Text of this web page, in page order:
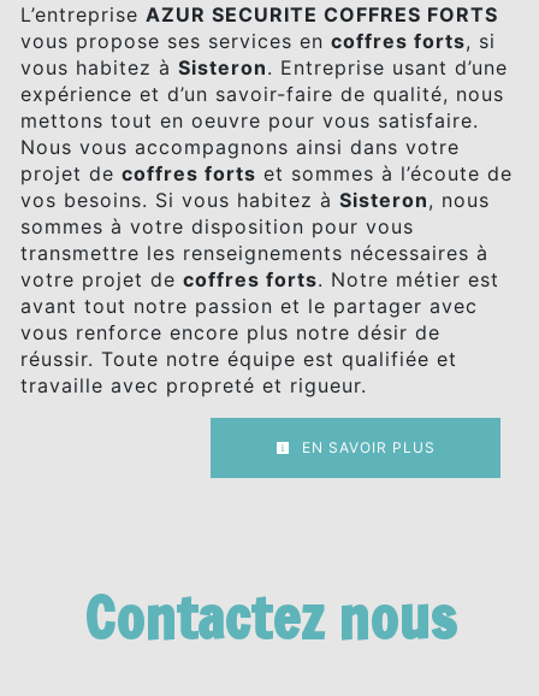
L’entreprise AZUR SECURITE COFFRES FORTS
vous propose ses services en coffres forts, si
vous habitez à Sisteron. Entreprise usant d’une
expérience et d’un savoir-faire de qualité, nous
mettons tout en oeuvre pour vous satisfaire.
Nous vous accompagnons ainsi dans votre
projet de coffres forts et sommes à l’écoute de
vos besoins. Si vous habitez à Sisteron, nous
sommes à votre disposition pour vous
transmettre les renseignements nécessaires à
votre projet de coffres forts. Notre métier est
avant tout notre passion et le partager avec
vous renforce encore plus notre désir de
réussir. Toute notre équipe est qualifiée et
travaille avec propreté et rigueur.
EN SAVOIR PLUS
Contactez nous